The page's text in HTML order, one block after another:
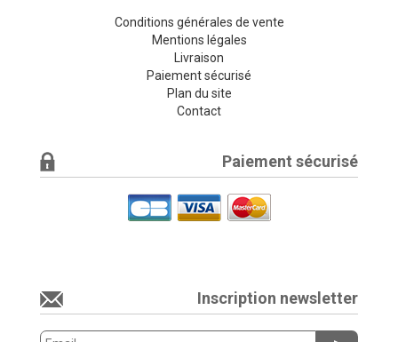
Conditions générales de vente
Mentions légales
Livraison
Paiement sécurisé
Plan du site
Contact
Paiement sécurisé
Inscription newsletter